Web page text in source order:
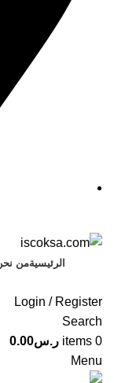
الرئيسيةمن
Login / Register
Search
0
items ر.س0.00
Menu